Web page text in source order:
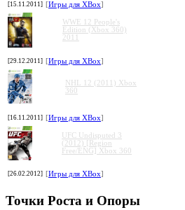
[15.11.2011] [Игры для XBox]
WWE 12 People's
Edition (Xbox 360)
2011
[29.12.2011] [Игры для XBox]
NHL 12 (2011) Xbox
360
[16.11.2011] [Игры для XBox]
UFC Undisputed 3
(2012) [Region
Free/ENG] Xbox 360
[26.02.2012] [Игры для XBox]
Точки Роста и Опоры